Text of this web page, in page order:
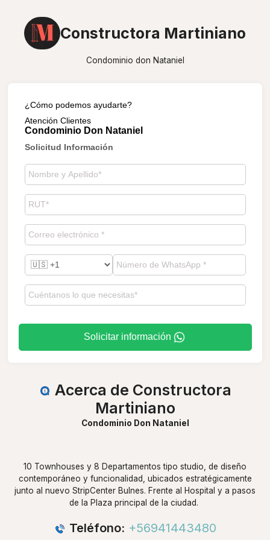
Constructora Martiniano
Condominio don Nataniel
¿Cómo podemos ayudarte?
Atención Clientes
Condominio Don Nataniel
Solicitud Información
Solicitar información
Acerca de Constructora
Martiniano
Condominio Don Nataniel
10 Townhouses y 8 Departamentos tipo studio, de diseño
contemporáneo y funcionalidad, ubicados estratégicamente
junto al nuevo StripCenter Bulnes. Frente al Hospital y a pasos
de la Plaza principal de la ciudad.
Teléfono: +56941443480